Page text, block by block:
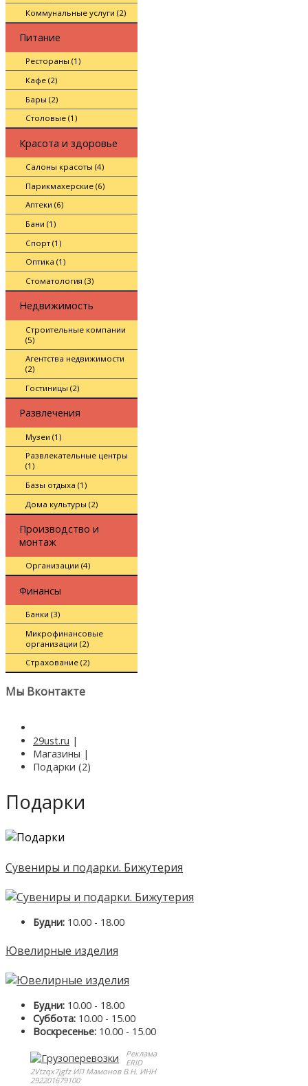
Коммунальные услуги (2)
Питание
Рестораны (1)
Кафе (2)
Бары (2)
Столовые (1)
Красота и здоровье
Салоны красоты (4)
Парикмахерские (6)
Аптеки (6)
Бани (1)
Спорт (1)
Оптика (1)
Стоматология (3)
Недвижимость
Строительные компании
(5)
Агентства недвижимости
(2)
Гостиницы (2)
Развлечения
Музеи (1)
Развлекательные центры
(1)
Базы отдыха (1)
Дома культуры (2)
Производство и
монтаж
Организации (4)
Финансы
Банки (3)
Микрофинансовые
организации (2)
Страхование (2)
Мы Вконтакте
29ust.ru |
Магазины |
Подарки (2)
Подарки
Сувениры и подарки. Бижутерия
Будни: 10.00 - 18.00
Ювелирные изделия
Будни: 10.00 - 18.00
Суббота: 10.00 - 15.00
Воскресенье: 10.00 - 15.00
Реклама
ERID
2Vtzqx7jgfz ИП Мамонов В.Н. ИНН
292201679100